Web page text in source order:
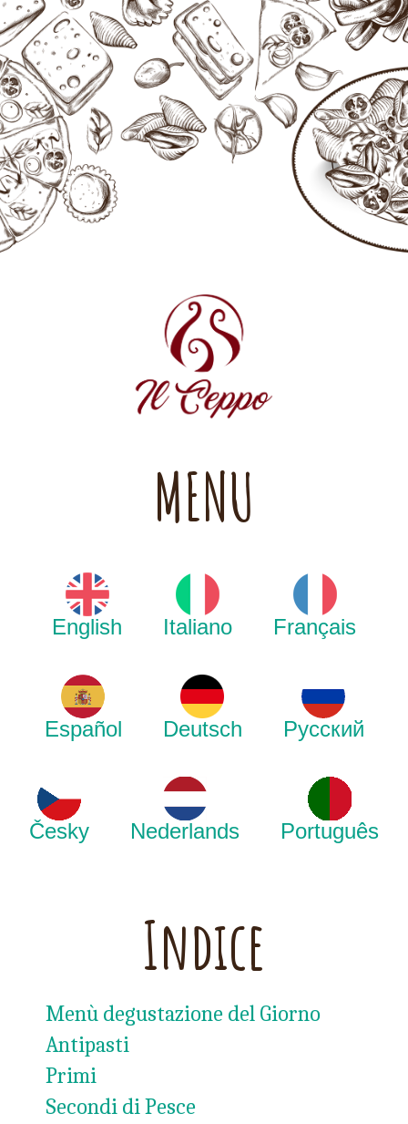
MENU
English Italiano Français
Español Deutsch Русский
Česky Nederlands Português
Indice
Menù degustazione del Giorno
Antipasti
Primi
Secondi di Pesce